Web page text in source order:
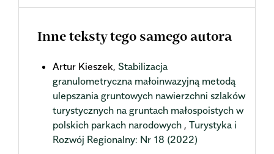
Inne teksty tego samego autora
Artur Kieszek, Stabilizacja
granulometryczna małoinwazyjną metodą
ulepszania gruntowych nawierzchni szlaków
turystycznych na gruntach małospoistych w
polskich parkach narodowych , Turystyka i
Rozwój Regionalny: Nr 18 (2022)